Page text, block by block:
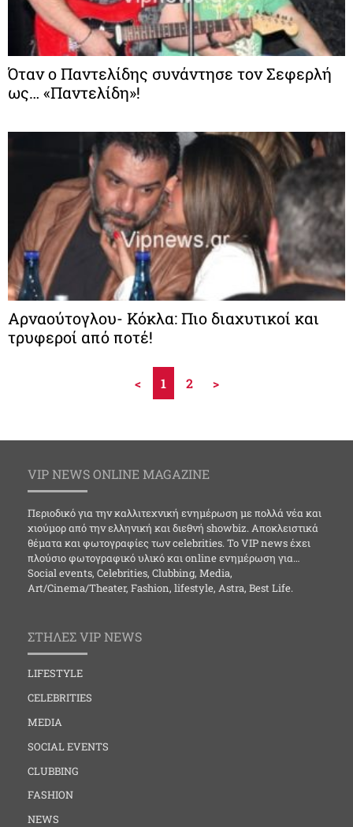
Όταν ο Παντελίδης συνάντησε τον Σεφερλή
ως… «Παντελίδη»!
Αρναούτογλου- Κόκλα: Πιο διαχυτικοί και
τρυφεροί από ποτέ!
< 1 2 >
VIP NEWS ONLINE MAGAZINE
Περιοδικό για την καλλιτεχνική ενημέρωση με πολλά νέα και
χιούμορ από την ελληνική και διεθνή showbiz. Αποκλειστικά
θέματα και φωτογραφίες των celebrities. Το VIP news έχει
πλούσιο φωτογραφικό υλικό και online ενημέρωση για…
Social events, Celebrities, Clubbing, Media,
Art/Cinema/Theater, Fashion, lifestyle, Astra, Best Life.
ΣΤΗΛΕΣ VIP NEWS
LIFESTYLE
CELEBRITIES
MEDIA
SOCIAL EVENTS
CLUBBING
FASHION
NEWS